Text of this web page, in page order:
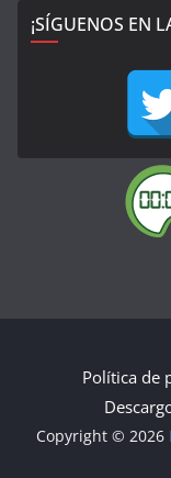
¡SÍGUENOS EN
Política de
Copyright © 2026